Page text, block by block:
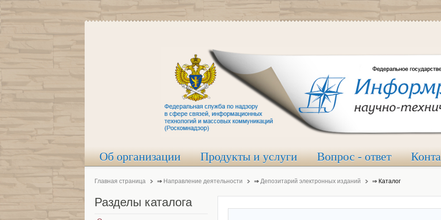
Об организации Продукты и услуги Вопрос - ответ
Главная страница ⇒ Направление деятельности ⇒ Депозитарий электронных изданий ⇒ Каталог
Разделы каталога